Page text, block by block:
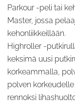
Parkour -peli tai
Master, jossa
kehonliikkeillään.
Highroller -
keksimä uusi
korkeammalla,
polven
rennoksi